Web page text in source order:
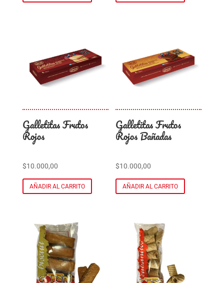
Galletitas Frutos
Rojos
$10.000,00
AÑADIR AL CARRITO
Galletitas Frutos
Rojos Bañadas
$10.000,00
AÑADIR AL CARRITO